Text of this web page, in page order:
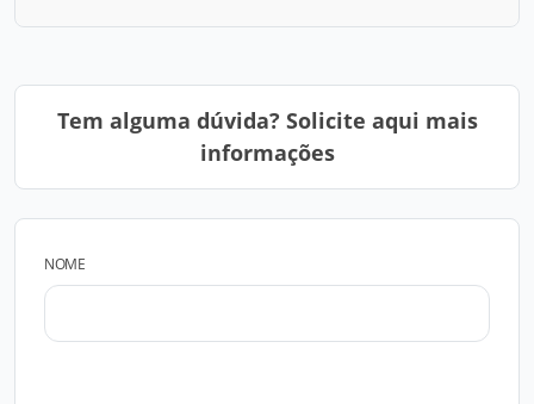
Tem alguma dúvida? Solicite aqui mais
informações
NOME